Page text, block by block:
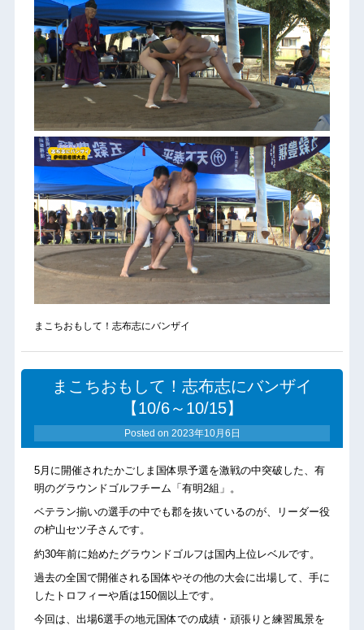
まこちおもして！志布志にバンザイ
まこちおもして！志布志にバンザイ
【10/6～10/15】
Posted on 2023年10月6日
5月に開催されたかごしま国体県予選を激戦の中突破した、有
明のグラウンドゴルフチーム「有明2組」。
ベテラン揃いの選手の中でも郡を抜いているのが、リーダー役
の枦山セツ子さんです。
約30年前に始めたグラウンドゴルフは国内上位レベルです。
過去の全国で開催される国体やその他の大会に出場して、手に
したトロフィーや盾は150個以上です。
今回は、出場6選手の地元国体での成績・頑張りと練習風景を